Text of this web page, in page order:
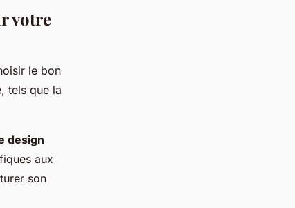
votre
le bon
tels que la
design
aux
son